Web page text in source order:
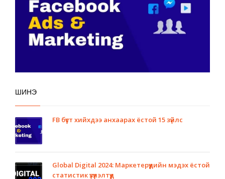
ШИНЭ
FB бүүст хийхдээ анхаарах ёстой 15 зүйлс
Global Digital 2024: Маркетерүүдийн мэдэх ёстой
статистик үзүүлэлтүүд